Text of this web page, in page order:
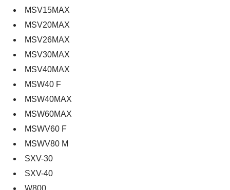
MSV15MAX
MSV20MAX
MSV26MAX
MSV30MAX
MSV40MAX
MSW40 F
MSW40MAX
MSW60MAX
MSWV60 F
MSWV80 M
SXV-30
SXV-40
W800